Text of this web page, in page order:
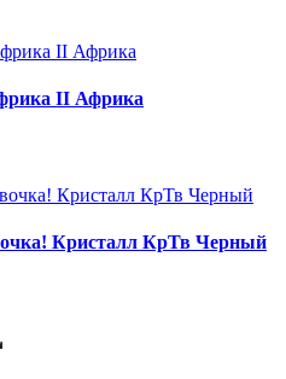
II Африка
Кристалл КрТв Черный